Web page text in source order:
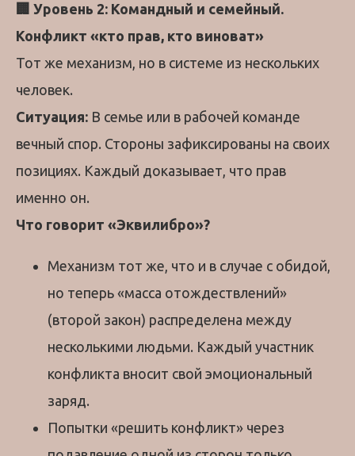
🏢 Уровень 2: Командный и семейный.
Конфликт «кто прав, кто виноват»
Тот же механизм, но в системе из нескольких
человек.
Ситуация: В семье или в рабочей команде
вечный спор. Стороны зафиксированы на своих
позициях. Каждый доказывает, что прав
именно он.
Что говорит «Эквилибро»?
Механизм тот же, что и в случае с обидой,
но теперь «масса отождествлений»
(второй закон) распределена между
несколькими людьми. Каждый участник
конфликта вносит свой эмоциональный
заряд.
Попытки «решить конфликт» через